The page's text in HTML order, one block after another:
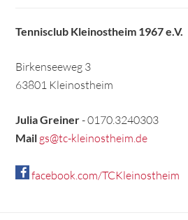
Tennisclub Kleinostheim 1967 e.V.
Birkenseeweg 3
63801 Kleinostheim
Julia Greiner- 0170.3240303
Mail gs@tc-kleinostheim.de
facebook.com/TCKleinostheim